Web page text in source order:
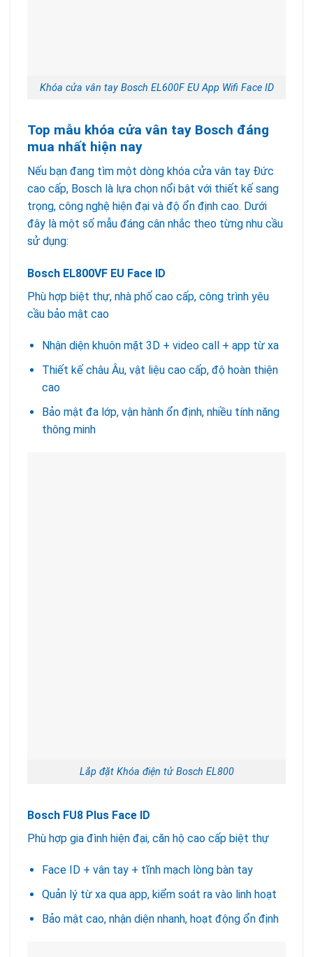
Khóa cửa vân tay Bosch EL600F EU App Wifi Face ID
Top mẫu khóa cửa vân tay Bosch đáng
mua nhất hiện nay
Nếu bạn đang tìm một dòng khóa cửa vân tay Đức
cao cấp, Bosch là lựa chọn nổi bật với thiết kế sang
trọng, công nghệ hiện đại và độ ổn định cao. Dưới
đây là một số mẫu đáng cân nhắc theo từng nhu cầu
sử dụng:
Bosch EL800VF EU Face ID
Phù hợp biệt thự, nhà phố cao cấp, công trình yêu
cầu bảo mật cao
Nhận diện khuôn mặt 3D + video call + app từ xa
Thiết kế châu Âu, vật liệu cao cấp, độ hoàn thiện
cao
Bảo mật đa lớp, vận hành ổn định, nhiều tính năng
thông minh
Lắp đặt Khóa điện tử Bosch EL800
Bosch FU8 Plus Face ID
Phù hợp gia đình hiện đại, căn hộ cao cấp biệt thự
Face ID + vân tay + tĩnh mạch lòng bàn tay
Quản lý từ xa qua app, kiểm soát ra vào linh hoạt
Bảo mật cao, nhận diện nhanh, hoạt động ổn định